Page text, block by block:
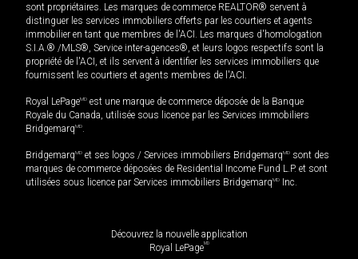
sont propriétaires. Les marques de commerce REALTOR® servent à
distinguer les services immobiliers offerts par les courtiers et agents
immobilier en tant que membres de l'ACI. Les marques d'homologation
S.I.A.® /MLS®, Service inter-agences®, et leurs logos respectifs sont la
propriété de l'ACI, et ils servent à identifier les services immobiliers que
fournissent les courtiers et agents membres de l'ACI.
Royal LePageMD est une marque de commerce déposée de la Banque
Royale du Canada, utilisée sous licence par les Services immobiliers
BridgemarqMD.
BridgemarqMD et ses logos / Services immobiliers BridgemarqMD sont des
marques de commerce déposées de Residential Income Fund L.P. et sont
utilisées sous licence par Services immobiliers BridgemarqMD Inc.
Découvrez la nouvelle application
Royal LePageMD